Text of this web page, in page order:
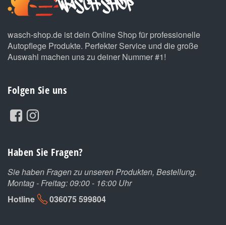
wasch-shop.de ist dein Online Shop für professionelle
Autopflege Produkte. Perfekter Service und die große
Auswahl machen uns zu deiner Nummer #1!
Folgen Sie uns
Haben Sie Fragen?
Sie haben Fragen zu unseren Produkten, Bestellung.
Montag - Freitag: 09:00 - 16:00 Uhr
Hotline
036075 599804